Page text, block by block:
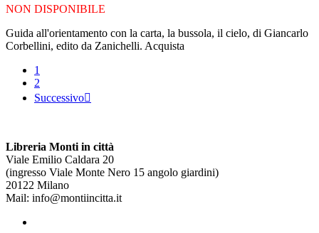
NON DISPONIBILE
Guida all'orientamento con la carta, la bussola, il cielo, di Giancarlo
Corbellini, edito da Zanichelli. Acquista
1
2
Successivo
Libreria Monti in città
Viale Emilio Caldara 20
(ingresso Viale Monte Nero 15 angolo giardini)
20122 Milano
Mail: info@montiincitta.it